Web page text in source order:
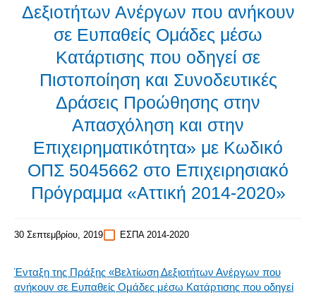
Δεξιοτήτων Ανέργων που ανήκουν
σε Ευπαθείς Ομάδες μέσω
Κατάρτισης που οδηγεί σε
Πιστοποίηση και Συνοδευτικές
Δράσεις Προώθησης στην
Απασχόληση και στην
Επιχειρηματικότητα» με Κωδικό
ΟΠΣ 5045662 στο Επιχειρησιακό
Πρόγραμμα «Αττική 2014-2020»
30 Σεπτεμβρίου, 2019 ΕΣΠΑ 2014-2020
Ένταξη της Πράξης «Βελτίωση Δεξιοτήτων Ανέργων που
ανήκουν σε Ευπαθείς Ομάδες μέσω Κατάρτισης που οδηγεί